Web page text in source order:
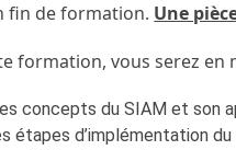
fin de formation. Une
formation, vous serez en
concepts du SIAM et son
étapes d’implémentation du